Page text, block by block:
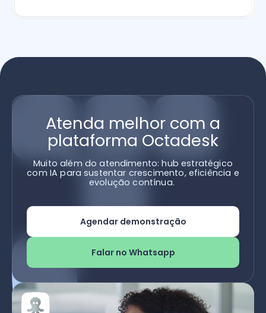
Atenda melhor com a
plataforma Octadesk
Muito além do atendimento: hub estratégico
com IA para sustentar crescimento, eficiência e
evolução contínua.
Agendar demonstração
Falar no Whatsapp